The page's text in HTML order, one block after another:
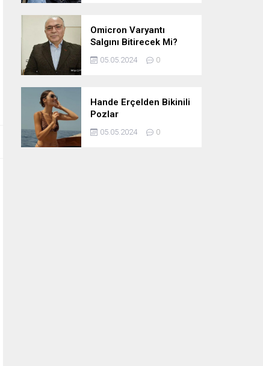
Omicron Varyantı
Salgını Bitirecek Mi?
05.05.2024 0
Hande Erçelden Bikinili
Pozlar
05.05.2024 0